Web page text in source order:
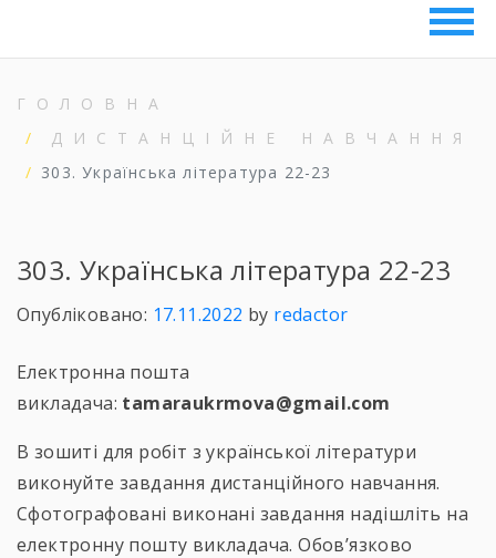
ГОЛОВНА
ДИСТАНЦІЙНЕ НАВЧАННЯ
303. Українська література 22-23
303. Українська література 22-23
Опубліковано: 17.11.2022 by redactor
Електронна пошта
викладача: tamaraukrmova@gmail.com
В зошиті для робіт з української літератури
виконуйте завдання дистанційного навчання.
Сфотографовані виконані завдання надішліть на
електронну пошту викладача. Обов’язково